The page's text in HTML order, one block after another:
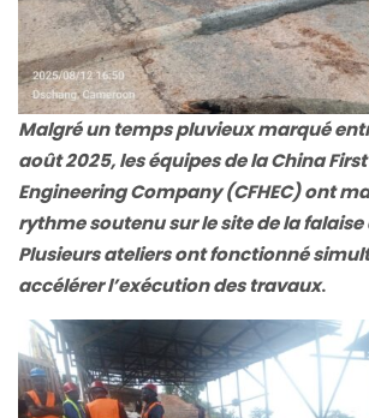
Malgré un temps pluvieux marqué
août 2025, les équipes de la China
Engineering Company (CFHEC) ont
rythme soutenu sur le site de la falaise
Plusieurs ateliers ont fonctionné
accélérer l’exécution des travaux.